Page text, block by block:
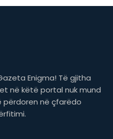
Enigma! Të gjitha
në këtë portal nuk mund
përdoren në çfarëdo